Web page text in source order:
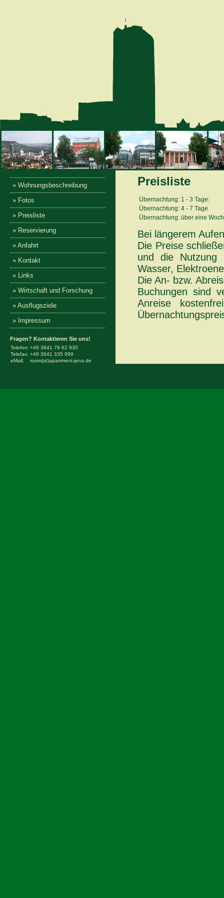
» Wohnungsbeschreibung
» Fotos
» Preisliste
» Reservierung
» Anfahrt
» Kontakt
» Links
» Wirtschaft und Forschung
» Ausflugsziele
» Impressum
Fragen? Kontaktieren Sie uns!
Telefon: +49 3641 79 62 930
Telefax: +49 3641 335 999
eMail:
room(at)apartment-jena.de
Preisliste
Übernachtung: 1 - 3 Tage:
Übernachtung: 4 - 7 Tage
Übernachtung: über eine
Bei längerem
Die Preise
und die Nutzung
Wasser,
Die An- bzw.
Buchungen sind
Anreise